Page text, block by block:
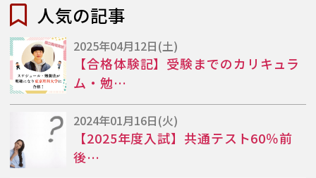
人気の記事
2025年04月12日(土)
【合格体験記】受験までのカリキュラ
ム・勉…
2024年01月16日(火)
【2025年度入試】共通テスト60％前
後…